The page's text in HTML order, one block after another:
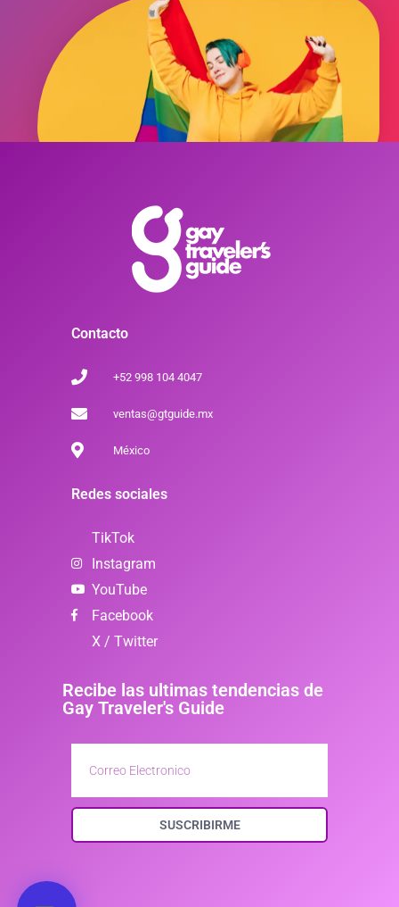
Contacto
+52 998 104 4047
ventas@gtguide.mx
México
Redes sociales
TikTok
Instagram
YouTube
Facebook
X / Twitter
Recibe las ultimas tendencias de
Gay Traveler's Guide
SUSCRIBIRME